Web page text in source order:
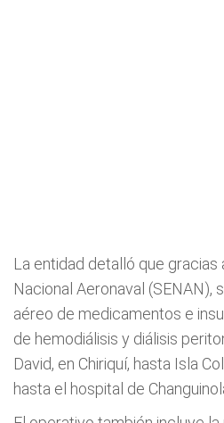
La entidad detalló que
Nacional Aeronaval (SENAN),
aéreo de medicamentos e
de hemodiálisis y diálisis
David, en Chiriquí, hasta Isla
hasta el hospital de